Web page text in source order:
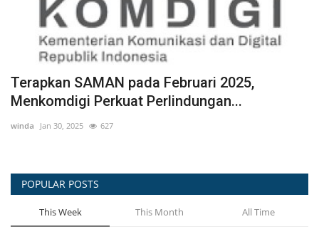
Terapkan SAMAN pada Februari 2025,
Menkomdigi Perkuat Perlindungan...
winda Jan 30, 2025 627
POPULAR POSTS
This Week This Month All Time